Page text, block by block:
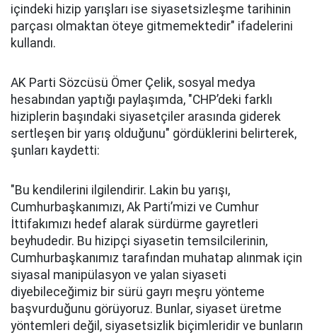
içindeki hizip yarışları ise siyasetsizleşme tarihinin
parçası olmaktan öteye gitmemektedir" ifadelerini
kullandı.
AK Parti Sözcüsü Ömer Çelik, sosyal medya
hesabından yaptığı paylaşımda, "CHP’deki farklı
hiziplerin başındaki siyasetçiler arasında giderek
sertleşen bir yarış olduğunu" gördüklerini belirterek,
şunları kaydetti:
"Bu kendilerini ilgilendirir. Lakin bu yarışı,
Cumhurbaşkanımızı, Ak Parti’mizi ve Cumhur
İttifakımızı hedef alarak sürdürme gayretleri
beyhudedir. Bu hizipçi siyasetin temsilcilerinin,
Cumhurbaşkanımız tarafından muhatap alınmak için
siyasal manipülasyon ve yalan siyaseti
diyebileceğimiz bir sürü gayrı meşru yönteme
başvurduğunu görüyoruz. Bunlar, siyaset üretme
yöntemleri değil, siyasetsizlik biçimleridir ve bunların